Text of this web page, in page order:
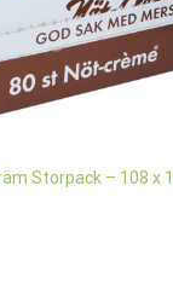
Storpack – 108 x